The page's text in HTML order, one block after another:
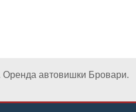
Оренда автовишки Бровари.